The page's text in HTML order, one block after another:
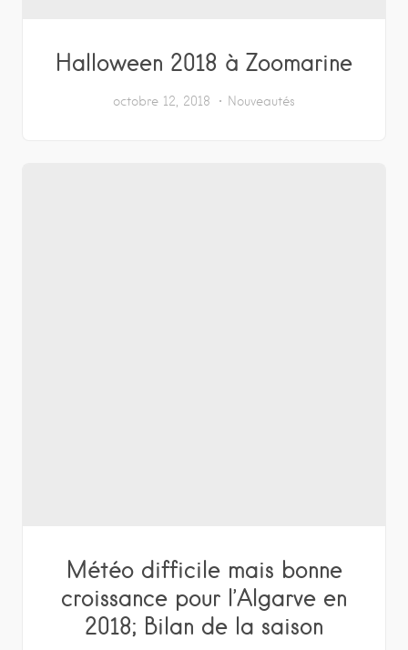
Halloween 2018 à Zoomarine
octobre 12, 2018 Nouveautés
Météo difficile mais bonne
croissance pour l’Algarve en
2018; Bilan de la saison